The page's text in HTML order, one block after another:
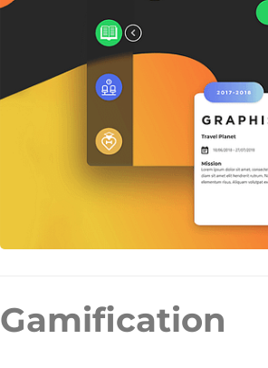
Gamification